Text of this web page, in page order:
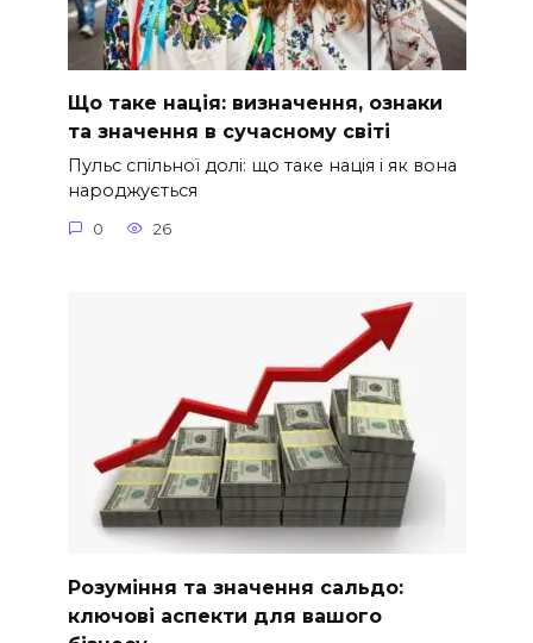
Що таке нація: визначення, ознаки
та значення в сучасному світі
Пульс спільної долі: що таке нація і як вона
народжується
0 26
Розуміння та значення сальдо:
ключові аспекти для вашого